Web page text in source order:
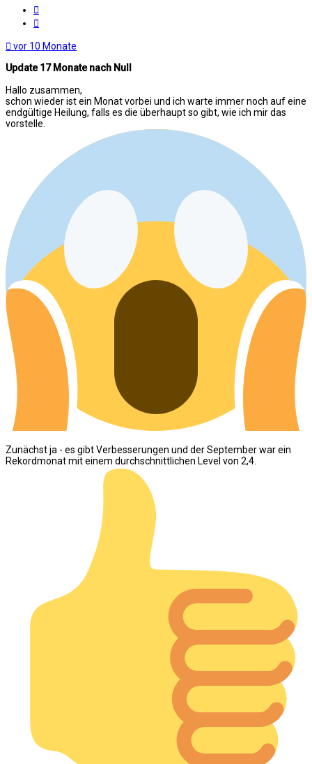
vor 10 Monate
Update 17 Monate nach Null
Hallo zusammen,
schon wieder ist ein Monat vorbei und ich warte immer noch auf eine
endgültige Heilung, falls es die überhaupt so gibt, wie ich mir das
vorstelle.
Zunächst ja - es gibt Verbesserungen und der September war ein
Rekordmonat mit einem durchschnittlichen Level von 2,4.